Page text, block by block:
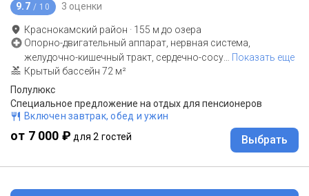
9.7 / 10 3 оценки
Краснокамский район · 155 м до озера
Опорно-двигательный аппарат, нервная система,
желудочно-кишечный тракт, сердечно-сосу
Показать еще
Крытый бассейн 72 м²
Полулюкс
Специальное предложение на отдых для пенсионеров
Включен завтрак, обед и ужин
от 7 000 ₽ для 2 гостей Выбрать